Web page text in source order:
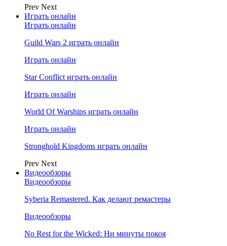
Prev Next
Играть онлайн
Играть онлайн
Guild Wars 2 играть онлайн
Играть онлайн
Star Conflict играть онлайн
Играть онлайн
World Of Warships играть онлайн
Играть онлайн
Stronghold Kingdoms играть онлайн
Prev Next
Видеообзоры
Видеообзоры
Syberia Remastered. Как делают ремастеры
Видеообзоры
No Rest for the Wicked: Ни минуты покоя